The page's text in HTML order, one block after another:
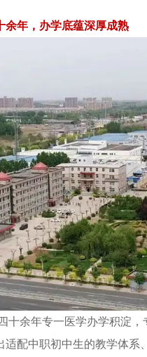
余年，办学底蕴深厚成熟
十余年专一医学办学积淀
配中职初中生的教学体